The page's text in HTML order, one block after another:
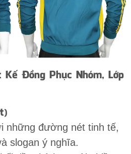
Kế Đồng Phục Nhóm, Lớp
những đường nét tinh tế,
slogan ý nghĩa.